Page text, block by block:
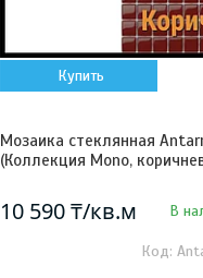
Купить
Мозаика стеклянная
(Коллекция Mono,
10 590 ₸/кв.м В